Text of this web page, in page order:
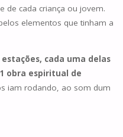
de cada criança ou jovem.
elementos que tinham a
cada uma delas
obra espiritual de
iam rodando, ao som dum